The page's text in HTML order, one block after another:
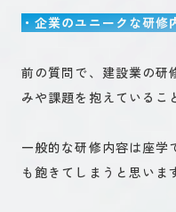
・企業のユニークな研修
前の質問で、建設業の研
みや課題を抱えているこ
一般的な研修内容は座学
も飽きてしまうと思いま